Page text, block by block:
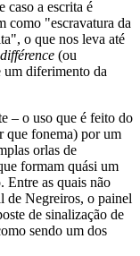
caso a escrita é
como "escravatura da
o que nos leva até
différence (ou
um diferimento da
– o uso que é feito do
que fonema) por um
orlas de
formam quási um
Entre as quais não
de Negreiros, o painel
de sinalização de
sendo um dos